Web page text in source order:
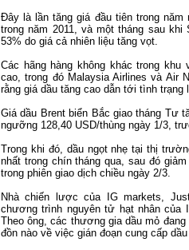
Đây là lần tăng giá đầu tiên trong
trong năm 2011, và một tháng sau khi
53% do giá cả nhiên liệu tăng vọt.
Các hãng hàng không khác trong
cao, trong đó Malaysia Airlines và Air
rằng giá dầu tăng cao dẫn tới tình
Giá dầu Brent biển Bắc giao tháng Tư
ngưỡng 128,40 USD/thùng ngày 1/3,
Trong khi đó, dầu ngọt nhẹ tại thị
nhất trong chín tháng qua, sau đó
trong phiên giao dịch chiều ngày 2/3.
Nhà chiến lược của IG markets,
chương trình nguyên tử hạt nhân của
Theo ông, các thương gia dầu mỏ
đồn nào về việc gián đoạn cung cấp